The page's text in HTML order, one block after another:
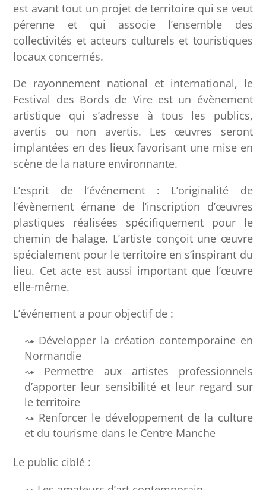
est avant tout un projet de territoire qui se veut
pérenne et qui associe l’ensemble des
collectivités et acteurs culturels et touristiques
locaux concernés.
De rayonnement national et international, le
Festival des Bords de Vire est un évènement
artistique qui s’adresse à tous les publics,
avertis ou non avertis. Les œuvres seront
implantées en des lieux favorisant une mise en
scène de la nature environnante.
L’esprit de l’événement : L’originalité de
l’évènement émane de l’inscription d’œuvres
plastiques réalisées spécifiquement pour le
chemin de halage. L’artiste conçoit une œuvre
spécialement pour le territoire en s’inspirant du
lieu. Cet acte est aussi important que l’œuvre
elle-même.
L’événement a pour objectif de :
Développer la création contemporaine en
Normandie
Permettre aux artistes professionnels
d’apporter leur sensibilité et leur regard sur
le territoire
Renforcer le développement de la culture
et du tourisme dans le Centre Manche
Le public ciblé :